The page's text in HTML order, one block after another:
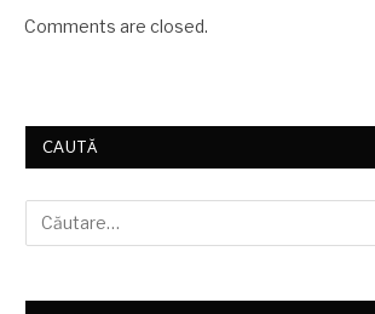
Comments are closed.
CAUTĂ